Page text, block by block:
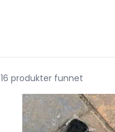
16 produkter funnet